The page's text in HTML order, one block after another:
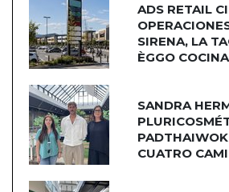
ADS RETAIL
SIRENA, LA
ÈGGO
SANDRA
CUATRO